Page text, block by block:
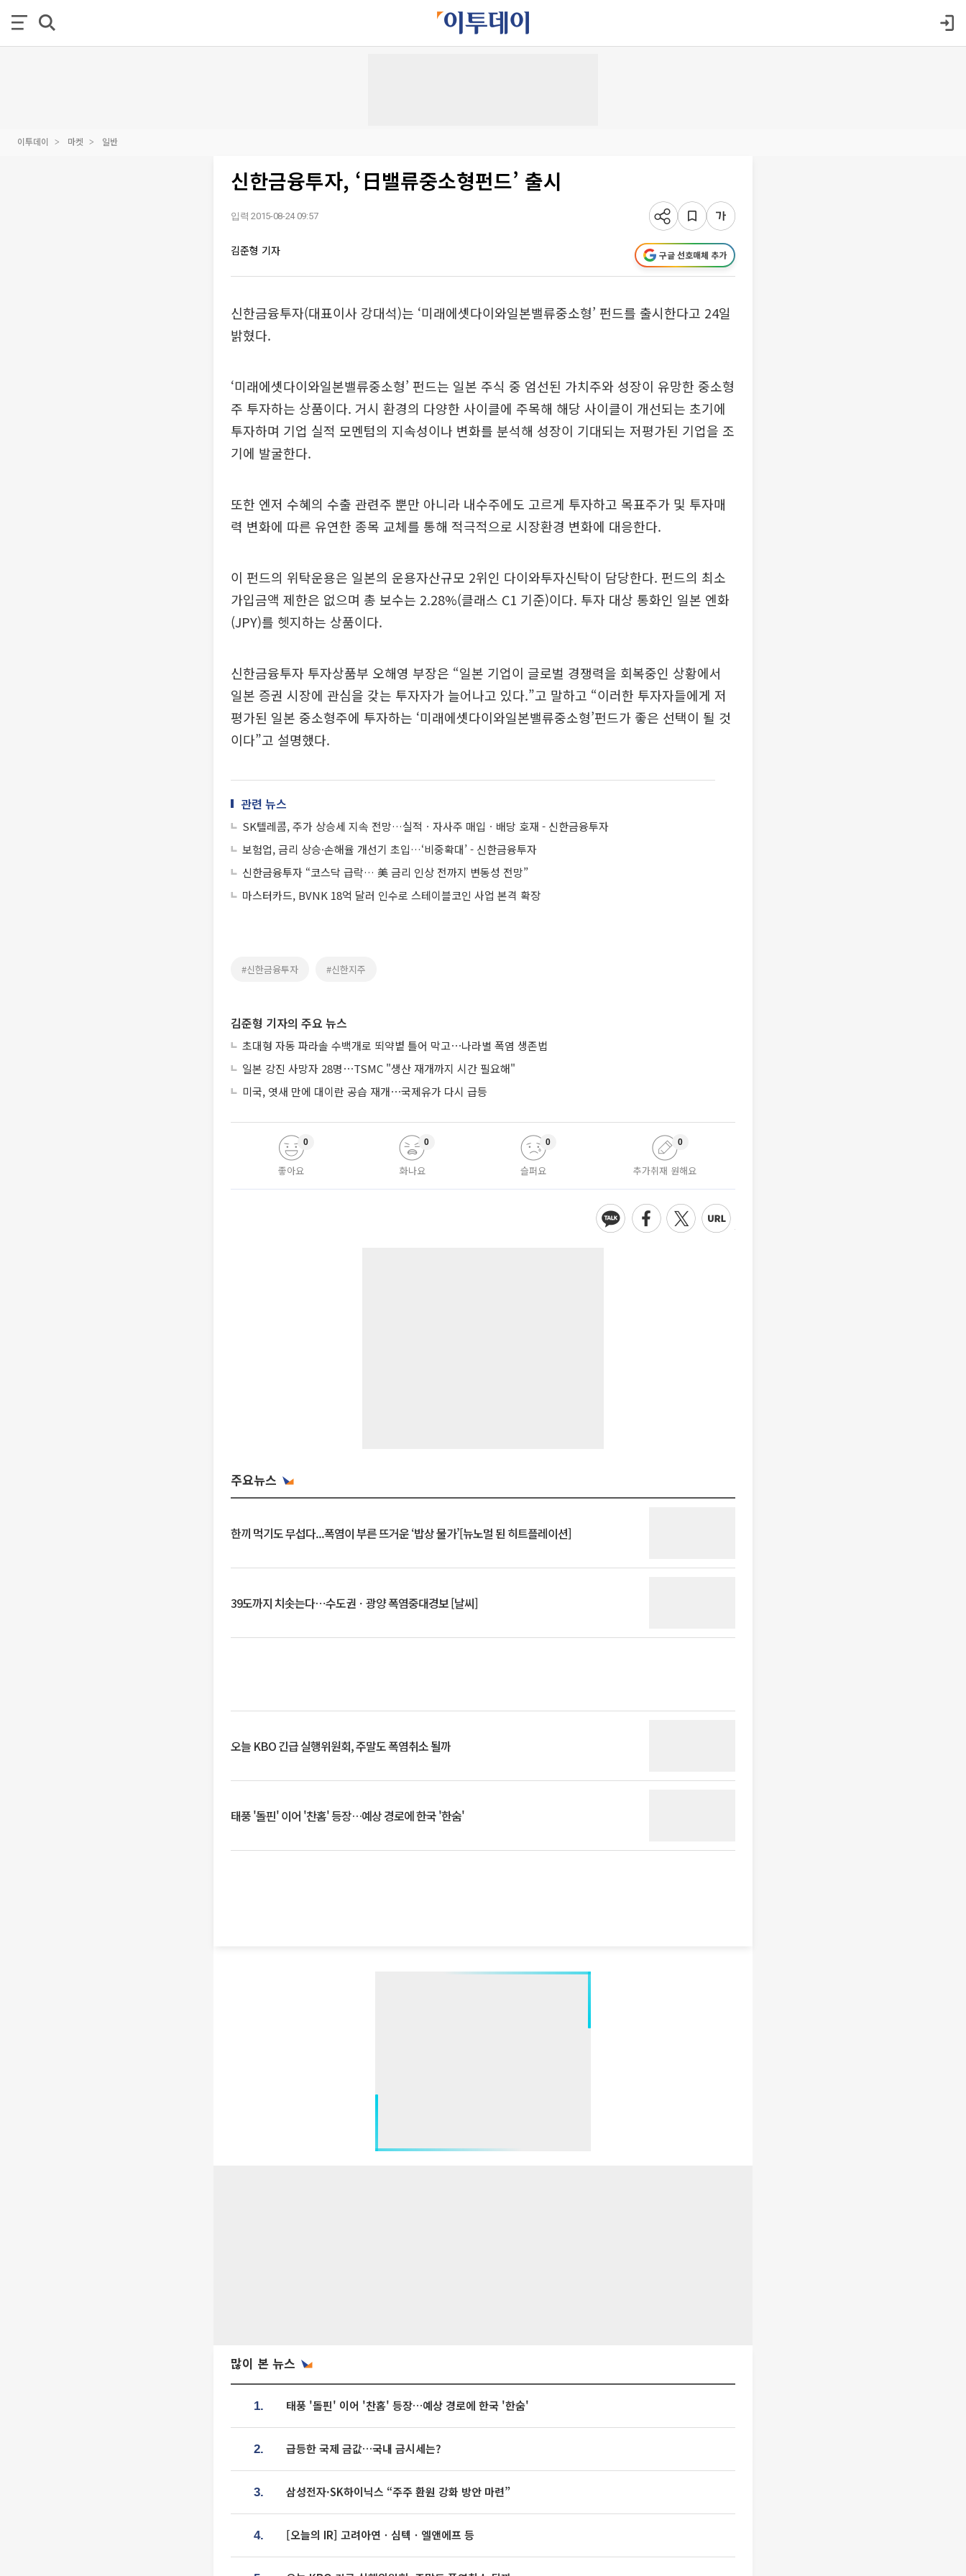
이투데이 마켓 일반
신한금융투자, ‘日밸류중소형펀드’ 출시
입력 2015-08-24 09:57
김준형 기자 구글 선호매체 추가
신한금융투자(대표이사 강대석)는 ‘미래에셋다이와일본밸류중소형’ 펀드를 출시한다고 24일
밝혔다.
‘미래에셋다이와일본밸류중소형’ 펀드는 일본 주식 중 엄선된 가치주와 성장이 유망한 중소형
주 투자하는 상품이다. 거시 환경의 다양한 사이클에 주목해 해당 사이클이 개선되는 초기에
투자하며 기업 실적 모멘텀의 지속성이나 변화를 분석해 성장이 기대되는 저평가된 기업을 조
기에 발굴한다.
또한 엔저 수혜의 수출 관련주 뿐만 아니라 내수주에도 고르게 투자하고 목표주가 및 투자매
력 변화에 따른 유연한 종목 교체를 통해 적극적으로 시장환경 변화에 대응한다.
이 펀드의 위탁운용은 일본의 운용자산규모 2위인 다이와투자신탁이 담당한다. 펀드의 최소
가입금액 제한은 없으며 총 보수는 2.28%(클래스 C1 기준)이다. 투자 대상 통화인 일본 엔화
(JPY)를 헷지하는 상품이다.
신한금융투자 투자상품부 오해영 부장은 “일본 기업이 글로벌 경쟁력을 회복중인 상황에서
일본 증권 시장에 관심을 갖는 투자자가 늘어나고 있다.”고 말하고 “이러한 투자자들에게 저
평가된 일본 중소형주에 투자하는 ‘미래에셋다이와일본밸류중소형’펀드가 좋은 선택이 될 것
이다”고 설명했다.
관련 뉴스
SK텔레콤, 주가 상승세 지속 전망…실적ㆍ자사주 매입ㆍ배당 호재 - 신한금융투자
보험업, 금리 상승·손해율 개선기 초입…‘비중확대’ - 신한금융투자
신한금융투자 “코스닥 급락… 美 금리 인상 전까지 변동성 전망”
마스터카드, BVNK 18억 달러 인수로 스테이블코인 사업 본격 확장
#신한금융투자 #신한지주
김준형 기자의 주요 뉴스
초대형 자동 파라솔 수백개로 뙤약볕 틀어 막고⋯나라별 폭염 생존법
일본 강진 사망자 28명⋯TSMC "생산 재개까지 시간 필요해"
미국, 엿새 만에 대이란 공습 재개⋯국제유가 다시 급등
좋아요
0
화나요
0
슬퍼요
0
추가취재 원해요
0
주요뉴스
한끼 먹기도 무섭다...폭염이 부른 뜨거운 ‘밥상 물가’[뉴노멀 된 히트플레이션]
39도까지 치솟는다⋯수도권ㆍ광양 폭염중대경보 [날씨]
오늘 KBO 긴급 실행위원회, 주말도 폭염취소 될까
태풍 '돌핀' 이어 '찬홈' 등장…예상 경로에 한국 '한숨'
많이 본 뉴스
1. 태풍 '돌핀' 이어 '찬홈' 등장…예상 경로에 한국 '한숨'
2. 급등한 국제 금값…국내 금시세는?
3. 삼성전자·SK하이닉스 “주주 환원 강화 방안 마련”
4. [오늘의 IR] 고려아연ㆍ심텍ㆍ엘앤에프 등